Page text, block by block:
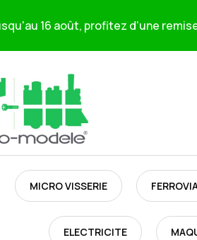
16 août, profitez d'une
MICRO VISSERIE
ELECTRICITE